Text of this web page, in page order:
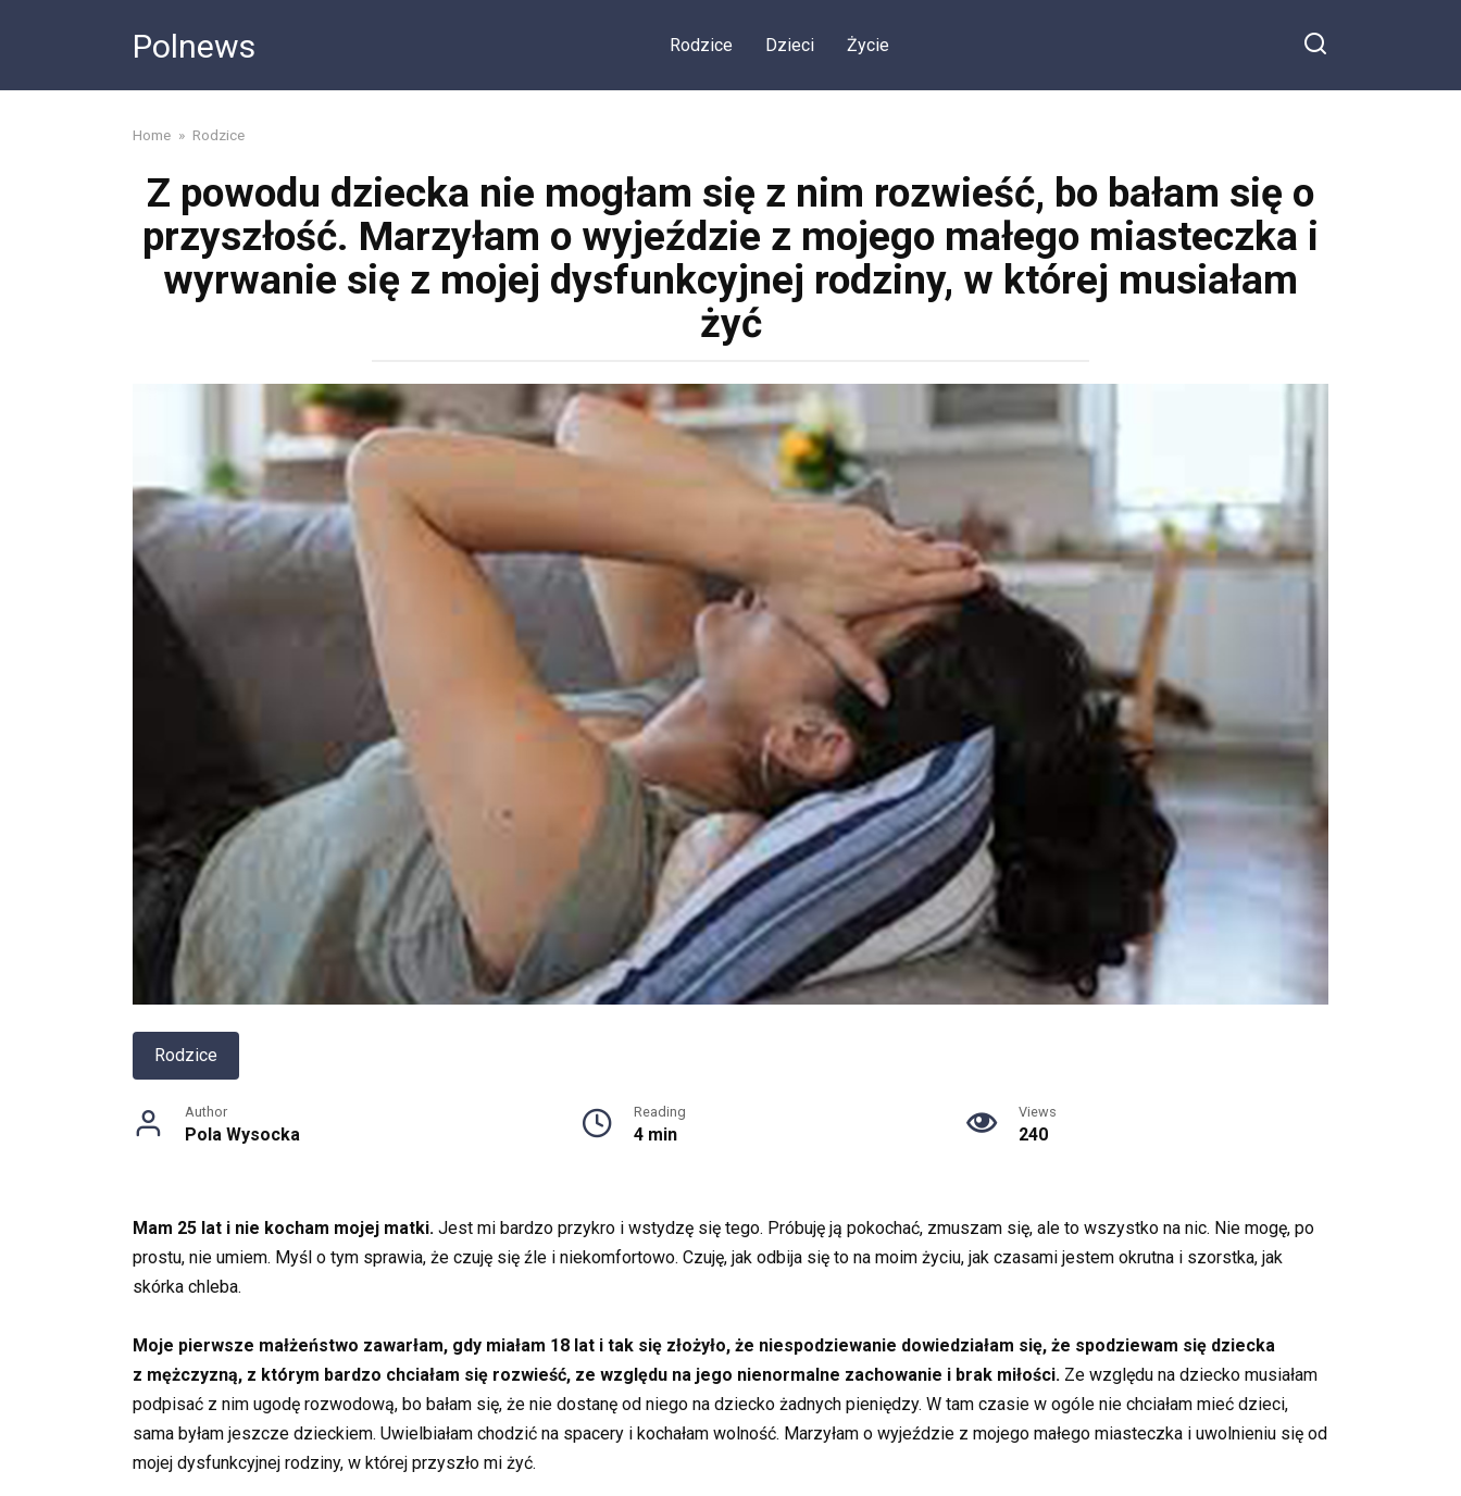
Polnews Rodzice Dzieci Życie
Home » Rodzice
Z powodu dziecka nie mogłam się z nim rozwieść, bo bałam się o
przyszłość. Marzyłam o wyjeździe z mojego małego miasteczka i
wyrwanie się z mojej dysfunkcyjnej rodziny, w której musiałam
żyć
Rodzice
Author
Pola Wysocka
Reading
4 min
Views
240
Mam 25 lat i nie kocham mojej matki. Jest mi bardzo przykro i wstydzę się tego. Próbuję ją pokochać, zmuszam się, ale to wszystko na nic. Nie mogę, po
prostu, nie umiem. Myśl o tym sprawia, że czuję się źle i niekomfortowo. Czuję, jak odbija się to na moim życiu, jak czasami jestem okrutna i szorstka, jak
skórka chleba.
Moje pierwsze małżeństwo zawarłam, gdy miałam 18 lat i tak się złożyło, że niespodziewanie dowiedziałam się, że spodziewam się dziecka
z mężczyzną, z którym bardzo chciałam się rozwieść, ze względu na jego nienormalne zachowanie i brak miłości. Ze względu na dziecko musiałam
podpisać z nim ugodę rozwodową, bo bałam się, że nie dostanę od niego na dziecko żadnych pieniędzy. W tam czasie w ogóle nie chciałam mieć dzieci,
sama byłam jeszcze dzieckiem. Uwielbiałam chodzić na spacery i kochałam wolność. Marzyłam o wyjeździe z mojego małego miasteczka i uwolnieniu się od
mojej dysfunkcyjnej rodziny, w której przyszło mi żyć.